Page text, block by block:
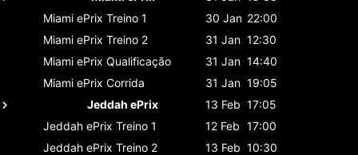
Miami ePrix Treino 1 30 Jan 22:00
Miami ePrix Treino 2 31 Jan 12:30
Miami ePrix Qualificação 31 Jan 14:40
Miami ePrix Corrida 31 Jan 19:05
Jeddah ePrix
13 Feb 17:05
Jeddah ePrix Treino 1 12 Feb 17:00
Jeddah ePrix Treino 2 13 Feb 10:30